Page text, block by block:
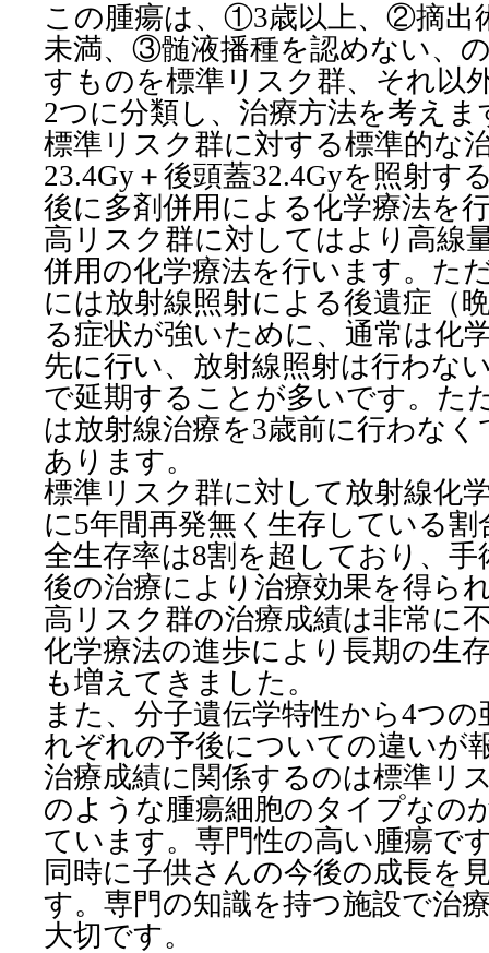
この腫瘍は、①3歳以上、②摘出
未満、③髄液播種を認めない、
すものを標準リスク群、それ以
2つに分類し、治療方法を考えま
標準リスク群に対する標準的な
23.4Gy＋後頭蓋32.4Gyを照射す
後に多剤併用による化学療法を
高リスク群に対してはより高線
併用の化学療法を行います。た
には放射線照射による後遺症（
る症状が強いために、通常は化
先に行い、放射線照射は行わな
で延期することが多いです。た
は放射線治療を3歳前に行わな
あります。
標準リスク群に対して放射線化
に5年間再発無く生存している
全生存率は8割を超しており、
後の治療により治療効果を得ら
高リスク群の治療成績は非常に
化学療法の進歩により長期の生
も増えてきました。
また、分子遺伝学特性から4つ
れぞれの予後についての違いが
治療成績に関係するのは標準リ
のような腫瘍細胞のタイプなの
ています。専門性の高い腫瘍で
同時に子供さんの今後の成長を
す。専門の知識を持つ施設で治
大切です。